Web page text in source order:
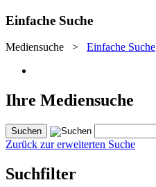
Einfache Suche
Mediensuche > Einfache Suche
Ihre Mediensuche
Zurück zur erweiterten Suche
Suchfilter